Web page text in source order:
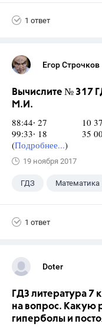
1 ответ
Егор Строчков
Вычислите № 317
М.И.
88:44∙ 27 10
99:33∙ 18 35
(Подробнее...)
19 ноября 2017
ГДЗ Математика
1 ответ
Doter
ГДЗ литература 7
на вопрос. Какую
гиперболы и